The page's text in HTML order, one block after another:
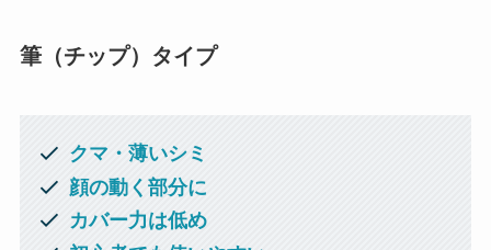
筆（チップ）タイプ
クマ・薄いシミ
顔の動く部分に
カバー力は低め